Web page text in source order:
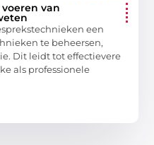
van
een
te beheersen,
Dit leidt tot effectievere
als professionele